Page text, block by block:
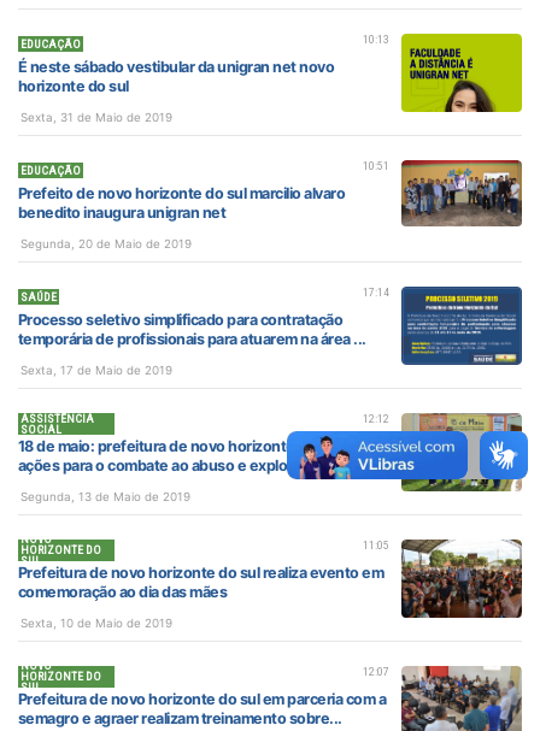
10:13
EDUCAÇÃO
É neste sábado vestibular da unigran net novo
horizonte do sul
Sexta, 31 de Maio de 2019
10:51
EDUCAÇÃO
Prefeito de novo horizonte do sul marcilio alvaro
benedito inaugura unigran net
Segunda, 20 de Maio de 2019
17:14
SAÚDE
Processo seletivo simplificado para contratação
temporária de profissionais para atuarem na área ...
Sexta, 17 de Maio de 2019
12:12
ASSISTÊNCIA
SOCIAL
18 de maio: prefeitura de novo horizonte do sul realiza
ações para o combate ao abuso e exploraçã...
Segunda, 13 de Maio de 2019
11:05
NOVO
HORIZONTE DO
SUL
Prefeitura de novo horizonte do sul realiza evento em
comemoração ao dia das mães
Sexta, 10 de Maio de 2019
12:07
NOVO
HORIZONTE DO
SUL
Prefeitura de novo horizonte do sul em parceria com a
semagro e agraer realizam treinamento sobre...